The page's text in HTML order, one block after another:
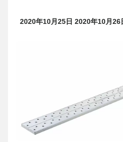
2020年10月25日 2020年10月26